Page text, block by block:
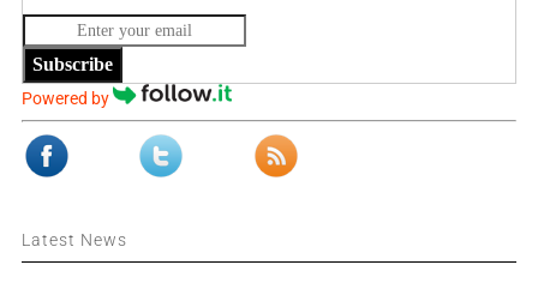
Subscribe
Powered by
Latest News